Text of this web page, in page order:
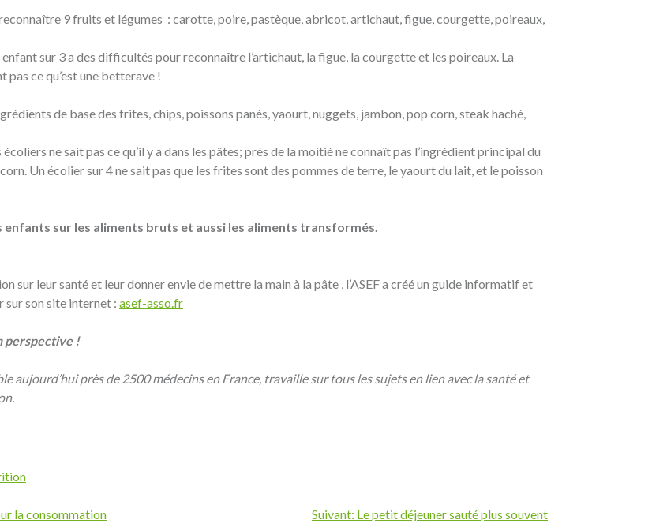
9 fruits et légumes : carotte, poire, pastèque, abricot, artichaut, figue, courgette, poireaux,
sur 3 a des difficultés pour reconnaître l’artichaut, la figue, la courgette et les poireaux. La
pas ce qu’est une betterave !
de base des frites, chips, poissons panés, yaourt, nuggets, jambon, pop corn, steak haché,
ne sait pas ce qu’il y a dans les pâtes; près de la moitié ne connaît pas l’ingrédient principal du
Un écolier sur 4 ne sait pas que les frites sont des pommes de terre, le yaourt du lait, et le poisson
enfants sur les aliments bruts et aussi les aliments transformés.
sur leur santé et leur donner envie de mettre la main à la pâte , l’ASEF a créé un guide informatif et
sur son site internet : asef-asso.fr
perspective !
aujourd’hui près de 2500 médecins en France, travaille sur tous les sujets en lien avec la santé et
la consommation
Suivant: Le petit déjeuner sauté plus souvent